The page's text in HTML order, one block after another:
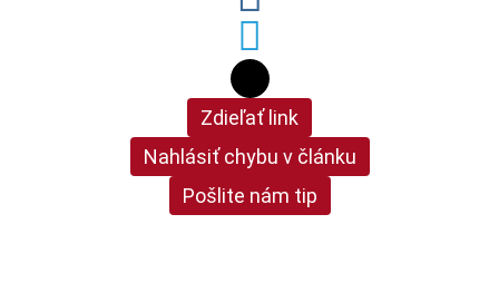
Zdieľať link
Nahlásiť chybu v článku
Pošlite nám tip